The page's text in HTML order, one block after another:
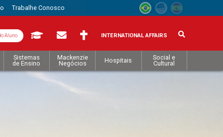
Trabalhe Conosco
Aluno INTERNATIONAL AFFAIRS
Sistemas
de Ensino
Mackenzie
Negócios
Hospitais
Social e
Cultural